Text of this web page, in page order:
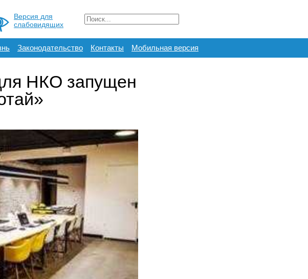
Версия для
слабовидящих
Законодательство Контакты Мобильная версия
НКО запущен